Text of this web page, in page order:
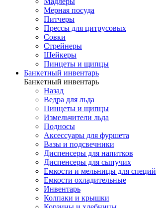
Мерная посуда
Питчеры
Прессы для цитрусовых
Совки
Стрейнеры
Шейкеры
Пинцеты и щипцы
Банкетный инвентарь
Банкетный инвентарь
Назад
Ведра для льда
Пинцеты и щипцы
Измельчители льда
Подносы
Аксессуары для фуршета
Вазы и подсвечники
Диспенсеры для напитков
Диспенсеры для сыпучих
Емкости и мельницы для специй
Емкости охладительные
Инвентарь
Колпаки и крышки